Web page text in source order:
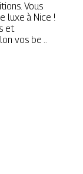
Vous
luxe à Nice !
et
vos be ..